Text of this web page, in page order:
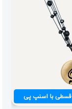
قسطی با اسنپ پی